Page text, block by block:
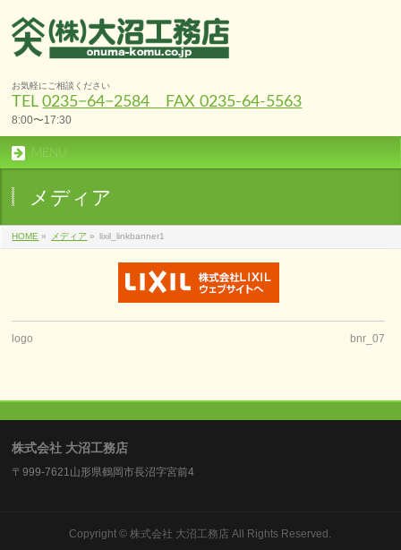
お気軽にご相談ください
TEL0235−64−2584 FAX 0235-64-5563
8:00〜17:30
MENU
メディア
HOME » メディア » lixil_linkbanner1
logo bnr_07
株式会社 大沼工務店
〒999-7621山形県鶴岡市長沼字宮前4
Copyright ©株式会社 大沼工務店 All Rights Reserved.